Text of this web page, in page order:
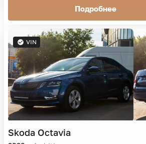
Подробнее
VIN
Skoda Octavia